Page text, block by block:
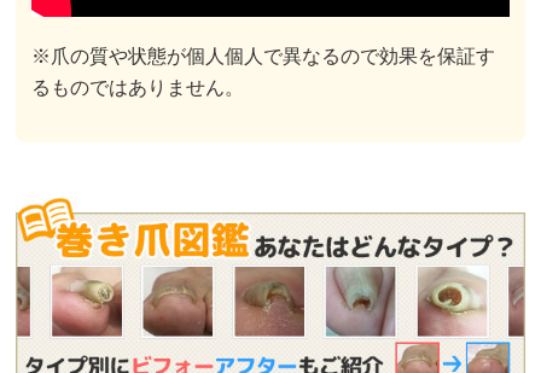
※爪の質や状態が個人個人で異なるので効果を保証す
るものではありません。